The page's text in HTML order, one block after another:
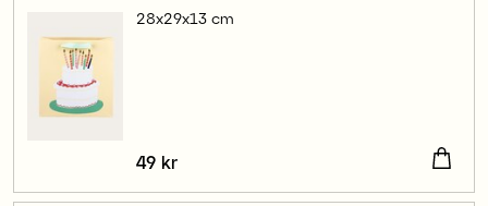
28x29x13 cm
Pris:49 kr
49 kr